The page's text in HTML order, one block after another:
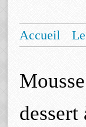
Accueil
dessert